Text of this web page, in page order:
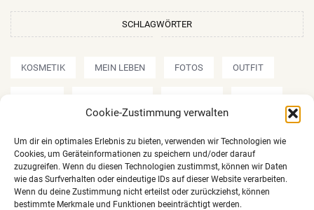
Cookie-Zustimmung verwalten
Um dir ein optimales Erlebnis zu bieten, verwenden wir Technologien wie
Cookies, um Geräteinformationen zu speichern und/oder darauf
zuzugreifen. Wenn du diesen Technologien zustimmst, können wir Daten
wie das Surfverhalten oder eindeutige IDs auf dieser Website verarbeiten.
Wenn du deine Zustimmung nicht erteilst oder zurückziehst, können
bestimmte Merkmale und Funktionen beeinträchtigt werden.
SCHLAGWÖRTER
KOSMETIK MEIN LEBEN FOTOS OUTFIT